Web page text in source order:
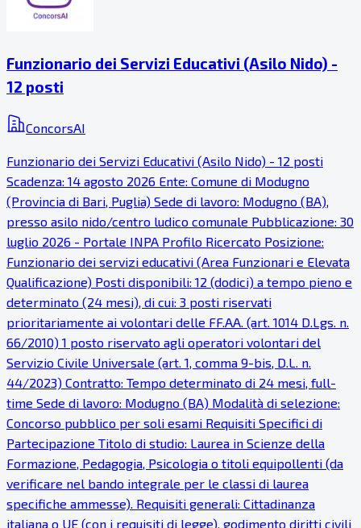
Funzionario dei Servizi Educativi (Asilo Nido) -
12 posti
ConcorsAI
Funzionario dei Servizi Educativi (Asilo Nido) - 12 posti
Scadenza: 14 agosto 2026 Ente: Comune di Modugno
(Provincia di Bari, Puglia) Sede di lavoro: Modugno (BA),
presso asilo nido/centro ludico comunale Pubblicazione: 30
luglio 2026 - Portale INPA Profilo Ricercato Posizione:
Funzionario dei servizi educativi (Area Funzionari e Elevata
Qualificazione) Posti disponibili: 12 (dodici) a tempo pieno e
determinato (24 mesi), di cui: 3 posti riservati
prioritariamente ai volontari delle FF.AA. (art. 1014 D.Lgs. n.
66/2010) 1 posto riservato agli operatori volontari del
Servizio Civile Universale (art. 1, comma 9-bis, D.L. n.
44/2023) Contratto: Tempo determinato di 24 mesi, full-
time Sede di lavoro: Modugno (BA) Modalità di selezione:
Concorso pubblico per soli esami Requisiti Specifici di
Partecipazione Titolo di studio: Laurea in Scienze della
Formazione, Pedagogia, Psicologia o titoli equipollenti (da
verificare nel bando integrale per le classi di laurea
specifiche ammesse). Requisiti generali: Cittadinanza
italiana o UE (con i requisiti di legge), godimento diritti civili